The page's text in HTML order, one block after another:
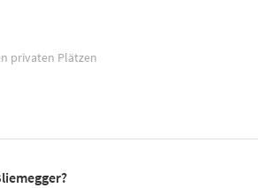
privaten Plätzen